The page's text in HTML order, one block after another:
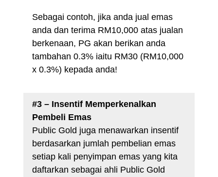
Sebagai contoh, jika anda jual emas
anda dan terima RM10,000 atas jualan
berkenaan, PG akan berikan anda
tambahan 0.3% iaitu RM30 (RM10,000
x 0.3%) kepada anda!
#3 – Insentif Memperkenalkan
Pembeli Emas
Public Gold juga menawarkan insentif
berdasarkan jumlah pembelian emas
setiap kali penyimpan emas yang kita
daftarkan sebagai ahli Public Gold